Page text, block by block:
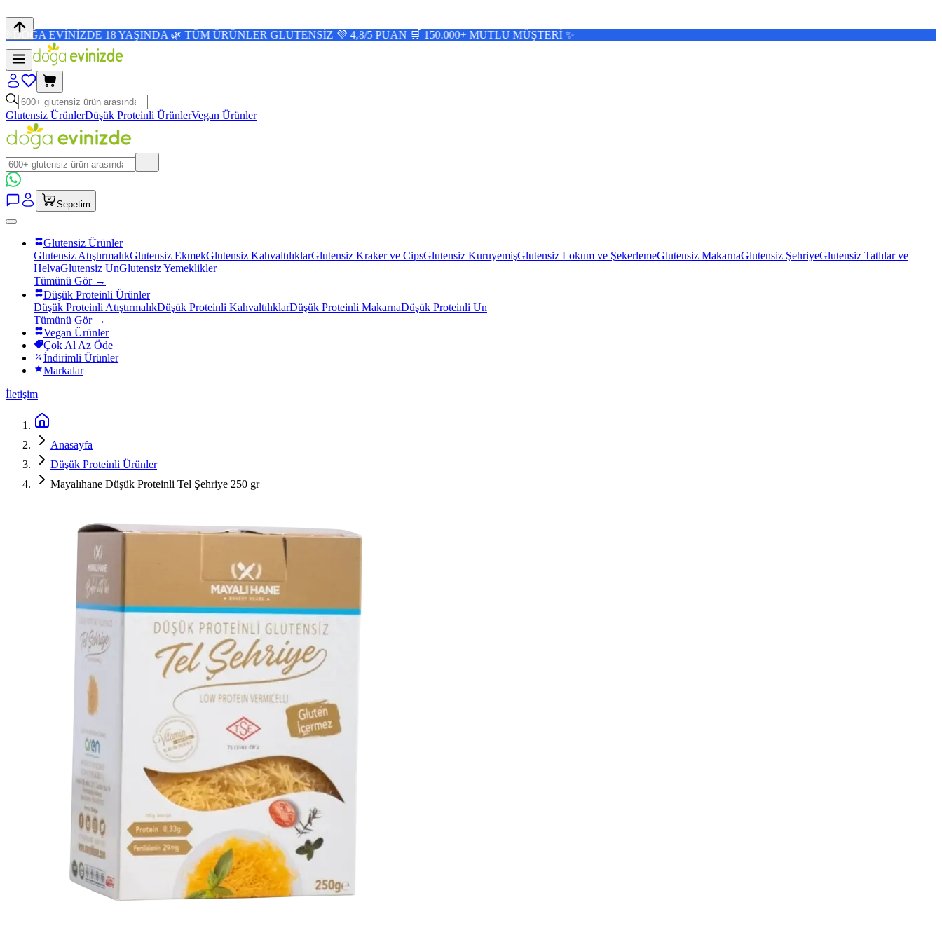
18 YAŞINDA 🌿 TÜM ÜRÜNLER GLUTENSİZ 💜 4,8/5 PUAN 🛒 150.000+ MUTLU MÜŞTERİ ✨
Glutensiz ÜrünlerDüşük Proteinli ÜrünlerVegan Ürünler
Sepetim
Glutensiz Ürünler
Glutensiz AtıştırmalıkGlutensiz EkmekGlutensiz KahvaltılıklarGlutensiz Kraker ve CipsGlutensiz KuruyemişGlutensiz Lokum ve ŞekerlemeGlutensiz MakarnaGlutensiz ŞehriyeGlutensiz Tatlılar ve
HelvaGlutensiz UnGlutensiz Yemeklikler
Tümünü Gör →
Düşük Proteinli Ürünler
Düşük Proteinli AtıştırmalıkDüşük Proteinli KahvaltılıklarDüşük Proteinli MakarnaDüşük Proteinli Un
Tümünü Gör →
Vegan Ürünler
Çok Al Az Öde
İndirimli Ürünler
Markalar
İletişim
Anasayfa
Düşük Proteinli Ürünler
Mayalıhane Düşük Proteinli Tel Şehriye 250 gr